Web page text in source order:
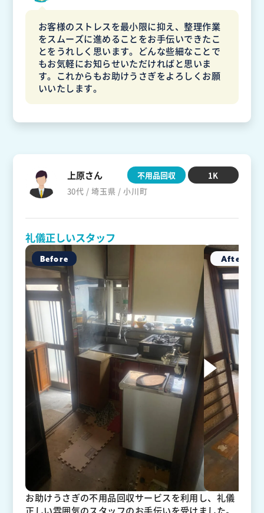
お客様のストレスを最小限に抑え、整理作業
をスムーズに進めることをお手伝いできたこ
とをうれしく思います。どんな些細なことで
もお気軽にお知らせいただければと思いま
す。これからもお助けうさぎをよろしくお願
いいたします。
上原さん
30代 / 埼玉県 / 小川町
不用品回収 1K
礼儀正しいスタッフ
お助けうさぎの不用品回収サービスを利用し、礼儀
正しい雰囲気のスタッフのお手伝いを受けました。